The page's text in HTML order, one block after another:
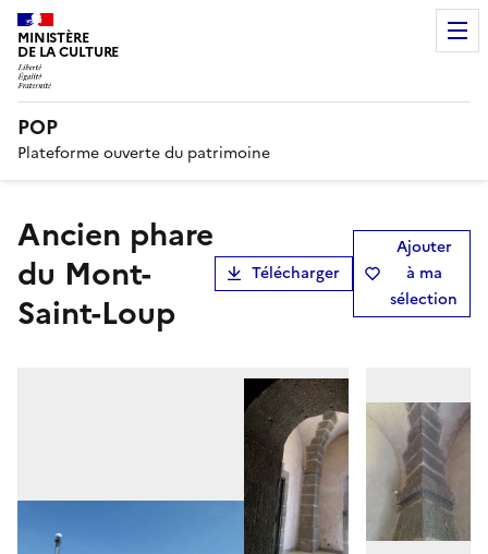
MINISTÈRE
DE LA CULTURE
POP
Plateforme ouverte du patrimoine
Ancien phare
du Mont-
Saint-Loup
Télécharger
Ajouter
à ma
sélection